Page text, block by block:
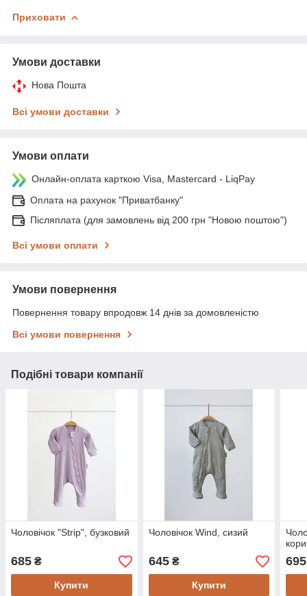
Приховати
Умови доставки
Нова Пошта
Всі умови доставки
Умови оплати
Онлайн-оплата карткою Visa, Mastercard - LiqPay
Оплата на рахунок "Приватбанку"
Післяплата (для замовлень від 200 грн "Новою поштою")
Всі умови оплати
Умови повернення
Повернення товару впродовж 14 днів за домовленістю
Всі умови повернення
Подібні товари компанії
Чоловічок "Strip", бузковий
685 ₴
Купити
Чоловічок Wind, сизий
645₴
Купити
695